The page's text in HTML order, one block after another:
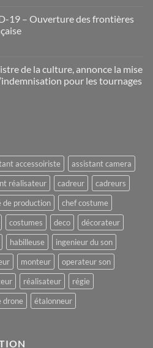
19 – Ouverture des frontières
de la culture, annonce la mise
pour les tournages
accessoiriste
assistant camera
réalisateur cadreur
cadreurs
de production
chef costume
costumes deco
décorateur
habilleuse
ingenieur du son
monteur
operateur son
réalisateur
régie
drone étalonneur